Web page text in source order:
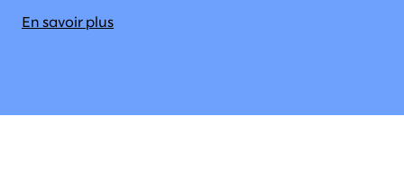
En savoir plus